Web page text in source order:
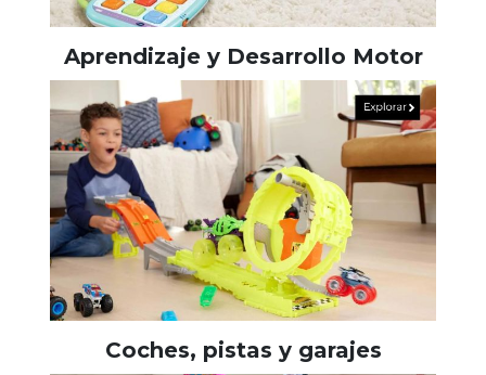
Aprendizaje y Desarrollo Motor
Coches, pistas y garajes